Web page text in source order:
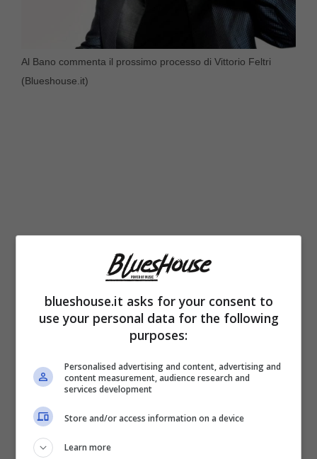
Al Bano commenta il prossimo processo di Vittorio Feltri
(Blueshouse.it)
Non si sceglie dove nascere. Ed è questo un
punto dalla quale continua la dichiarazione di
Al Bano rispetto alla vicenda che vede
coinvolto Vittorio Feltri. “
dove nascere?Che mi dia una risposta, e
me ne farò una ragione
blueshouse.it asks for your consent to
use your personal data for the following
purposes:
Personalised advertising and content, advertising and
content measurement, audience research and
services development
Store and/or access information on a device
Learn more